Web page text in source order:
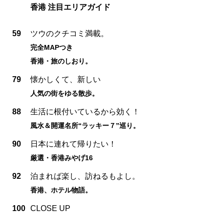
香港 注目エリアガイド
59 ツウのクチコミ満載。
完全MAPつき
香港・旅のしおり。
79 懐かしくて、新しい
人気の街をゆる散歩。
88 生活に根付いているから効く！
風水＆開運名所“ラッキー７”巡り。
90 日本に連れて帰りたい！
厳選・香港みやげ16
92 泊まれば楽し、訪ねるもよし。
香港、ホテル物語。
100 CLOSE UP